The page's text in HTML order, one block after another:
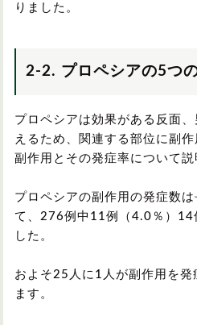
りました。
2-2. プロペシアの5つ
プロペシアは効果がある反面
えるため、関連する部位に副
副作用とその発症率について説
プロペシアの副作用の発症数
て、276例中11例（4.0％）14
した。
およそ25人に1人が副作用を発
ます。